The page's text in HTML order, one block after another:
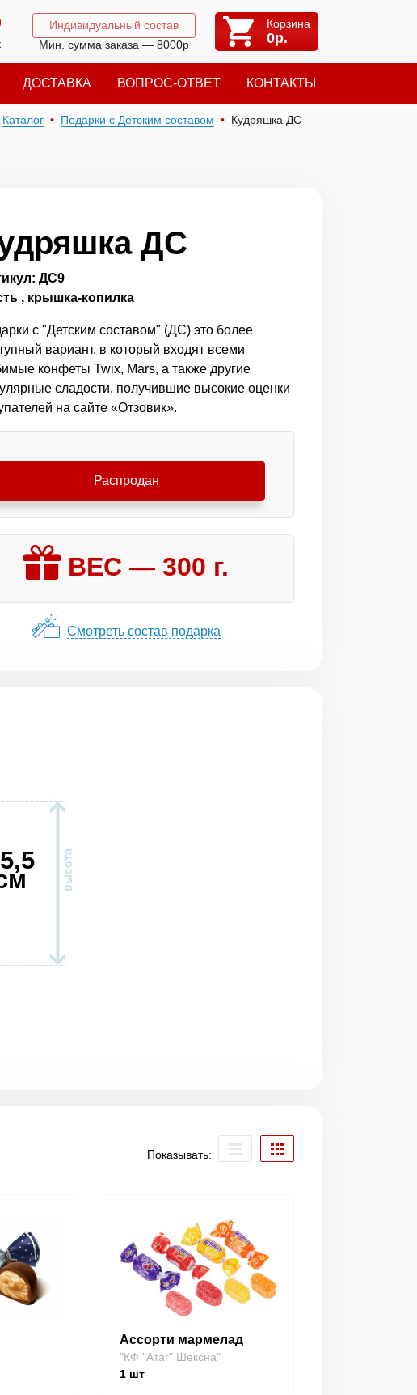
Индивидуальный состав
Мин. сумма заказа — 8000р
Корзина
0р.
ДОСТАВКА ВОПРОС-ОТВЕТ КОНТАКТЫ
Каталог Подарки с Детским составом Кудряшка ДС
ДС
ДС9
, крышка-копилка
с "Детским составом" (ДС) это более
вариант, в который входят всеми
конфеты Twix, Mars, а также другие
сладости, получившие высокие оценки
на сайте «Отзовик».
Распродан
ВЕС —300 г.
Смотреть состав подарка
Показывать:
Ассорти мармелад
"КФ "Атаг" Шексна"
1шт